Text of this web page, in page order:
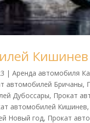
Кишинев
|Аренда автомобиля
автомобилей Бричаны,
Дубоссары, Прокат
автомобилей Кишинев,
Новый год, Прокат